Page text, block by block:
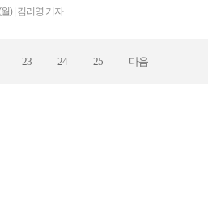
동산 종합 서비스 기업 젠스타메이트 리
..
)| 김리영 기자
23 24 25 다음